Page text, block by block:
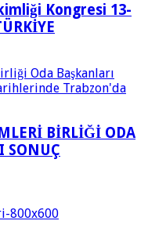
Kongresi 13-
BİRLİĞİ ODA
SONUÇ